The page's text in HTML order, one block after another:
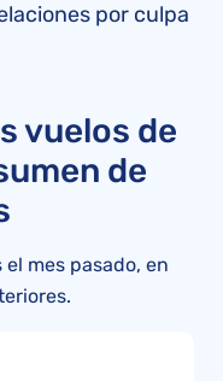
por culpa
vuelos de
de
mes pasado, en